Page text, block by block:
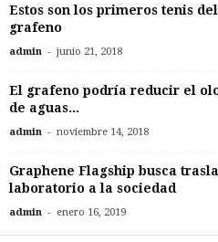
Estos son los primeros tenis
grafeno
admin - junio 21, 2018
El grafeno podría reducir el
de aguas...
admin - noviembre 14, 2018
Graphene Flagship busca
laboratorio a la sociedad
admin - enero 16, 2019